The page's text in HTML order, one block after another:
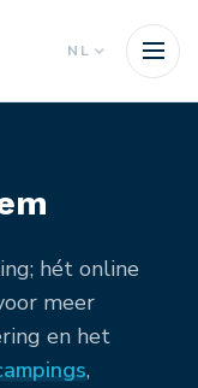
NL
hét online
meer
en het
,